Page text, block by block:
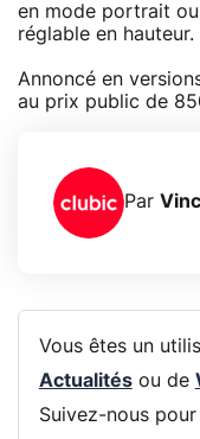
en mode portrait ou
réglable en hauteur.
Annoncé en
au prix public de
Par
Vous êtes un
Actualitésou de
Suivez-nous